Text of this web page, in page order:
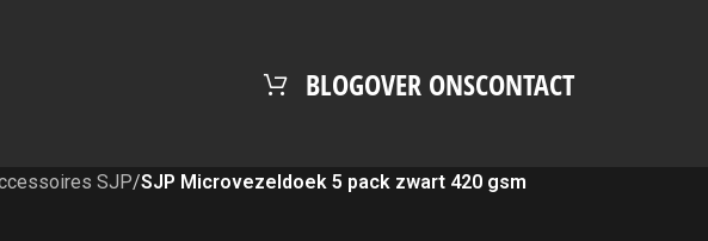
BLOGOVER ONSCONTACT
SJP/SJP Microvezeldoek 5 pack zwart 420 gsm